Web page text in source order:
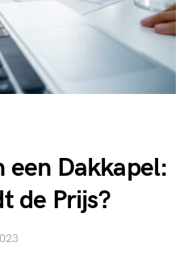
een Dakkapel:
de Prijs?